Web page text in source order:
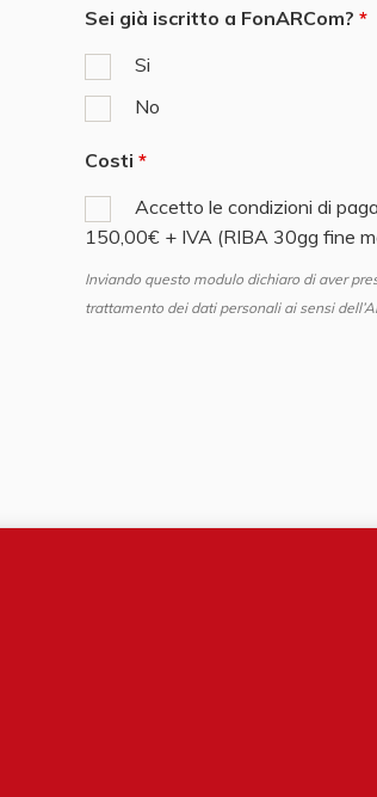
Sei già iscritto a FonARCom?
Si
No
Costi
Accetto le condizioni di
150,00€ + IVA (RIBA 30gg fine
Inviando questo modulo dichiaro di aver
trattamento dei dati personali ai sensi